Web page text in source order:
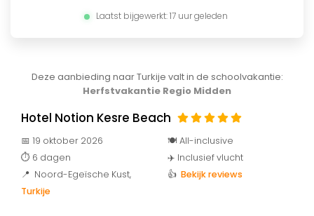
Laatst bijgewerkt: 17 uur geleden
Deze aanbieding naar Turkije valt in de schoolvakantie:
Herfstvakantie Regio Midden
Hotel Notion Kesre Beach
📅 19 oktober 2026
⏱️ 6 dagen
📍 Noord-Egeïsche Kust,
Turkije
🍽️ All-inclusive
✈️ Inclusief vlucht
👍 Bekijk reviews